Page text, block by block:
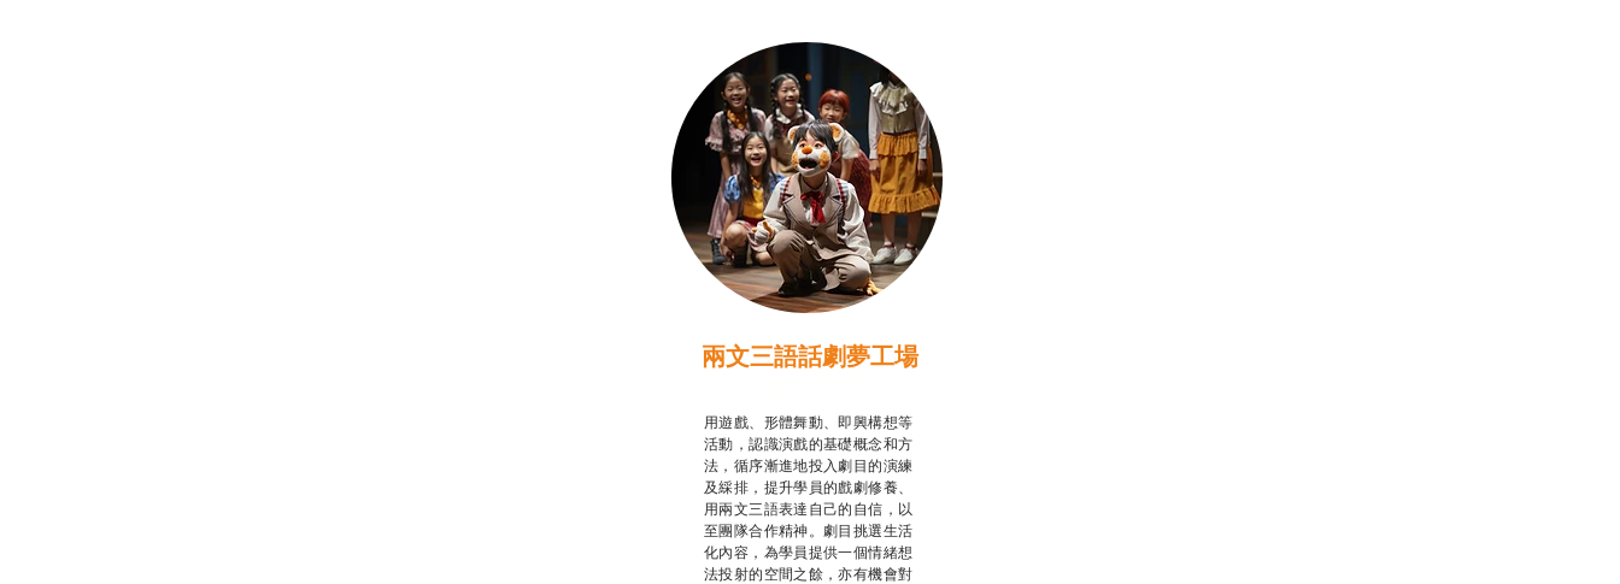
兩文三語話劇夢工場
用遊戲、形體舞動、即興構想等
活動，認識演戲的基礎概念和方
法，循序漸進地投入劇目的演練
及綵排，提升學員的戲劇修養、
用兩文三語表達自己的自信，以
至團隊合作精神。劇目挑選生活
化內容，為學員提供一個情緒想
法投射的空間之餘，亦有機會對